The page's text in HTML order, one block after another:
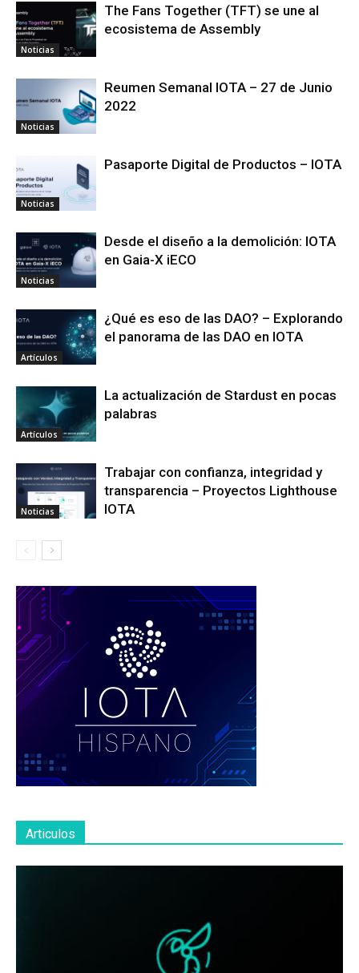
Noticias
The Fans Together (TFT) se une al
ecosistema de Assembly
Noticias
Reumen Semanal IOTA – 27 de Junio
2022
Noticias
Pasaporte Digital de Productos – IOTA
Noticias
Desde el diseño a la demolición: IOTA
en Gaia-X iECO
Artículos
¿Qué es eso de las DAO? – Explorando
el panorama de las DAO en IOTA
Artículos
La actualización de Stardust en pocas
palabras
Noticias
Trabajar con confianza, integridad y
transparencia – Proyectos Lighthouse
IOTA
Articulos